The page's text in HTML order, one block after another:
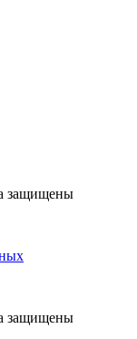
защищены
защищены